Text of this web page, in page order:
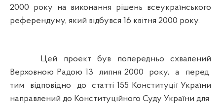
2000 року на виконання рішень всеукраїнського
референдуму, який відбувся 16 квітня 2000 року.
Цей проект був попередньо схвалений
Верховною Радою 13 липня 2000 року, а перед
тим відповідно до статті 155 Конституції України
направлений до Конституційного Суду України для